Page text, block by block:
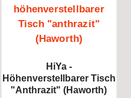
HiYa -
Höhenverstellbarer Tisch
"anthrazit" (Haworth)